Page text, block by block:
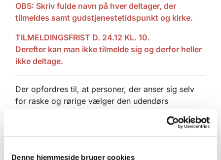
Denne hjemmeside bruger cookies
OBS: Skriv fulde navn på hver deltager, der
tilmeldes samt gudstjenestetidspunkt og kirke.
TILMELDINGSFRIST D. 24.12 KL. 10.
Derefter kan man ikke tilmelde sig og derfor heller
ikke deltage.
Der opfordres til, at personer, der anser sig selv
for raske og rørige vælger den udendørs